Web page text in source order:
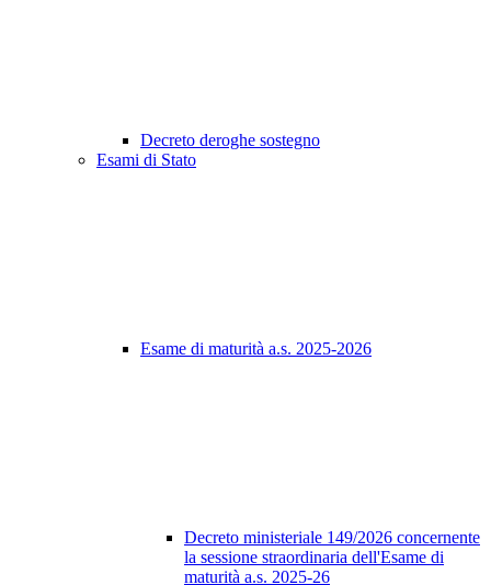
Decreto deroghe sostegno
Esami di Stato
Esame di maturità a.s. 2025-2026
Decreto ministeriale 149/2026 concernente
la sessione straordinaria dell'Esame di
maturità a.s. 2025-26